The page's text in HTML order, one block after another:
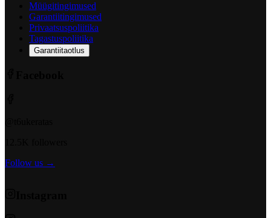
Müügitingimused
Garantiitingimused
Privaatsuspoliitika
Tagastuspoliitika
Garantiitaotlus
Follow us →